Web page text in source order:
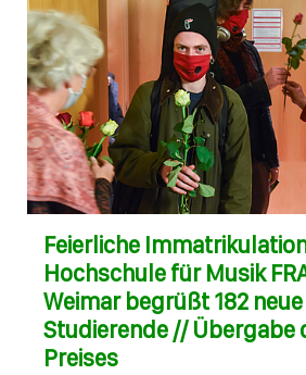
Feierliche
Hochschule für Musik
Weimar begrüßt 182 neue
Studierende // Übergabe
Preises